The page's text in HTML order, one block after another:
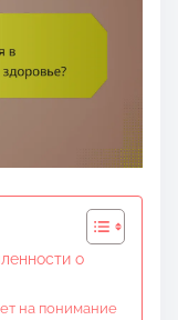
о
на понимание